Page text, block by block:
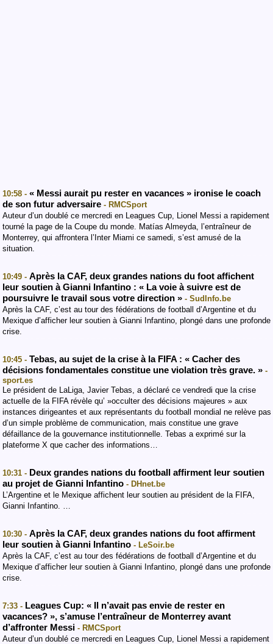
10:58 - « Messi aurait pu rester en vacances » ironise le coach
de son futur adversaire - RMCSport
Auteur d’un doublé ce mercredi en Leagues Cup, Lionel Messi a rapidement
tourné la page de la Coupe du monde. Matías Almeyda, l’entraîneur de
Monterrey, qui affrontera l’Inter Miami ce samedi, s’est amusé de la
situation.
10:49 - Après la CAF, deux grandes nations du foot affichent
leur soutien à Gianni Infantino : « La voie à suivre est de
poursuivre le travail sous votre direction » - SudInfo.be
Après la CAF, c’est au tour des fédérations de football d’Argentine et du
Mexique d’afficher leur soutien à Gianni Infantino, plongé dans une profonde
crise.
10:45 - Tebas, au sujet de la crise à la FIFA : « Cacher des
décisions fondamentales constitue une violation très grave. » -
sport.es
Le président de LaLiga, Javier Tebas, a déclaré ce vendredi que la crise
actuelle de la FIFA révèle qu’ »occulter des décisions majeures » aux
instances dirigeantes et aux représentants du football mondial ne relève pas
d’un simple problème de communication, mais constitue une grave
défaillance de la gouvernance institutionnelle. Tebas a exprimé sur la
plateforme X que cacher des informations…
10:31 - Deux grandes nations du football affirment leur soutien
au projet de Gianni Infantino - DHnet.be
L’Argentine et le Mexique affichent leur soutien au président de la FIFA,
Gianni Infantino. …
10:30 - Après la CAF, deux grandes nations du foot affirment
leur soutien à Gianni Infantino - LeSoir.be
Après la CAF, c’est au tour des fédérations de football d’Argentine et du
Mexique d’afficher leur soutien à Gianni Infantino, plongé dans une profonde
crise.
7:33 - Leagues Cup: « Il n’avait pas envie de rester en
vacances? », s’amuse l’entraîneur de Monterrey avant
d’affronter Messi - RMCSport
Auteur d’un doublé ce mercredi en Leagues Cup, Lionel Messi a rapidement